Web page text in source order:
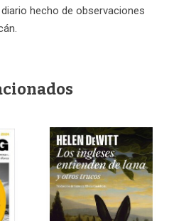
hecho de observaciones